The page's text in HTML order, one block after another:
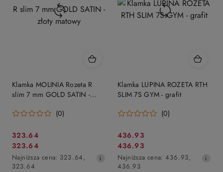
Klamka MOLINIA Rozeta R
slim 7 mm GOLD SATIN -
(0)
Cena
promocyjna:
323.64
Cena
promocyjna:
323.64
Najniższa
cena
Najniższa cena: 323.64,
323.64
Klamka LUPINA ROZETA RTH
SLIM 7S GYM - grafit
(0)
Cena
promocyjna:
436.93
Cena
promocyjna:
436.93
Najniższa
cena
Najniższa cena: 436.93,
436.93